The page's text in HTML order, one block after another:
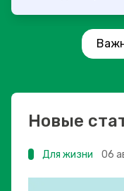
областям!
Новые
Для жизни 06